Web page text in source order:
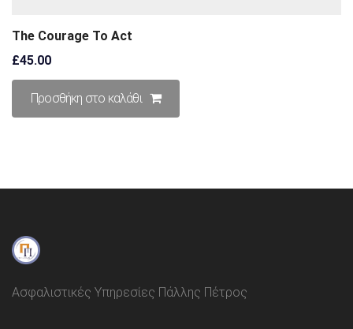
The Courage To Act
£45.00
Προσθήκη στο καλάθι
Ασφαλιστικές Υπηρεσίες Πάλλης Πέτρος